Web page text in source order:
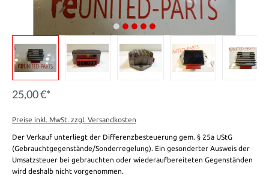
25,00 €*
Preise inkl. MwSt. zzgl. Versandkosten
Der Verkauf unterliegt der Differenzbesteuerung gem. § 25a UStG
(Gebrauchtgegenstände/Sonderregelung). Ein gesonderter Ausweis der
Umsatzsteuer bei gebrauchten oder wiederaufbereiteten Gegenständen
wird deshalb nicht vorgenommen.